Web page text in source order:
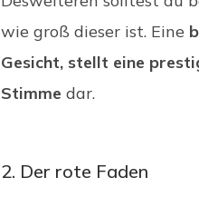
wie groß dieser ist. Eine
Gesicht, stellt eine
Stimme dar.
2. Der rote Faden